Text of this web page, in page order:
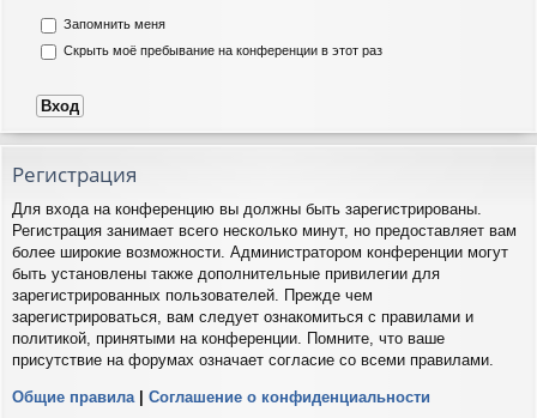
Запомнить меня
Скрыть моё пребывание на конференции в этот раз
Регистрация
Для входа на конференцию вы должны быть зарегистрированы.
Регистрация занимает всего несколько минут, но предоставляет вам
более широкие возможности. Администратором конференции могут
быть установлены также дополнительные привилегии для
зарегистрированных пользователей. Прежде чем
зарегистрироваться, вам следует ознакомиться с правилами и
политикой, принятыми на конференции. Помните, что ваше
присутствие на форумах означает согласие со всеми правилами.
Общие правила | Соглашение о конфиденциальности